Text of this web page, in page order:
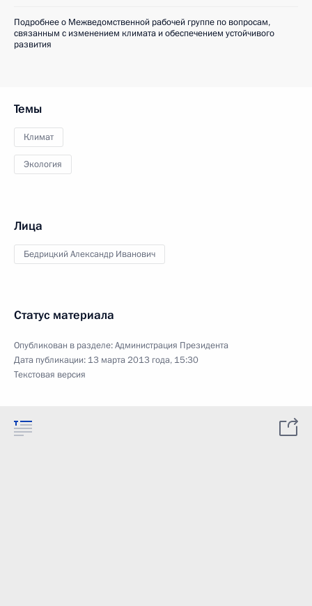
Подробнее о Межведомственной рабочей группе по вопросам,
связанным с изменением климата и обеспечением устойчивого
развития
Темы
Климат
Экология
Лица
Бедрицкий Александр Иванович
Статус материала
Опубликован в разделе:Администрация Президента
Дата публикации: 13 марта 2013 года, 15:30
Текстовая версия